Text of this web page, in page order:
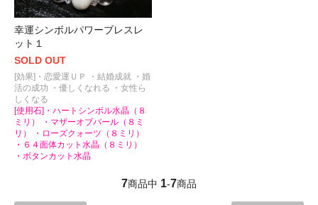
幸運シンボルパワーブレスレ
ット１
SOLD OUT
[効果]・恋愛運ＵＰ ・結婚成就 ・婚
活の成功 ・優しくなれる ・女性ら
しくなる
[使用石]・ハートシンボル水晶（８
ミリ） ・マザーオブパール（８ミ
リ） ・ローズクォーツ（８ミリ）
・６４面体カット水晶（８ミリ）
・ボタンカット水晶
7商品中 1-7商品